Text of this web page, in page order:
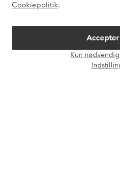
Cookiepolitik.
Kun